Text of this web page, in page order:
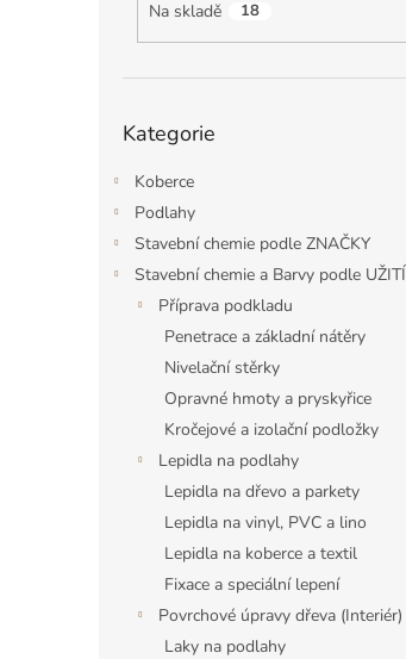
Na skladě 18
kategorie
Kategorie
Koberce
Podlahy
Stavební chemie podle ZNAČKY
Stavební chemie a Barvy podle UŽITÍ
Příprava podkladu
Penetrace a základní nátěry
Nivelační stěrky
Opravné hmoty a pryskyřice
Kročejové a izolační podložky
Lepidla na podlahy
Lepidla na dřevo a parkety
Lepidla na vinyl, PVC a lino
Lepidla na koberce a textil
Fixace a speciální lepení
Povrchové úpravy dřeva (Interiér)
Laky na podlahy